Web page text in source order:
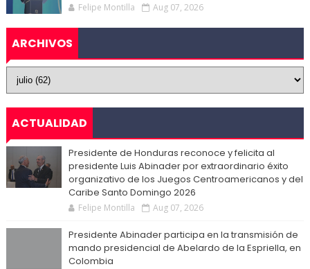
Felipe Montilla Aug 07, 2026
ARCHIVOS
ACTUALIDAD
Presidente de Honduras reconoce y felicita al
presidente Luis Abinader por extraordinario éxito
organizativo de los Juegos Centroamericanos y del
Caribe Santo Domingo 2026
Felipe Montilla Aug 07, 2026
Presidente Abinader participa en la transmisión de
mando presidencial de Abelardo de la Espriella, en
Colombia